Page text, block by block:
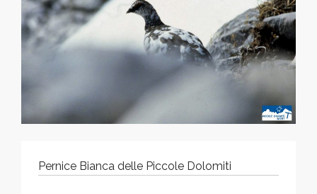
Pernice Bianca delle Piccole Dolomiti